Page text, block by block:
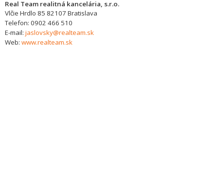
Real Team realitná kancelária, s.r.o.
Vlčie Hrdlo 85 82107 Bratislava
Telefon: 0902 466 510
E-mail: jaslovsky@realteam.sk
Web: www.realteam.sk